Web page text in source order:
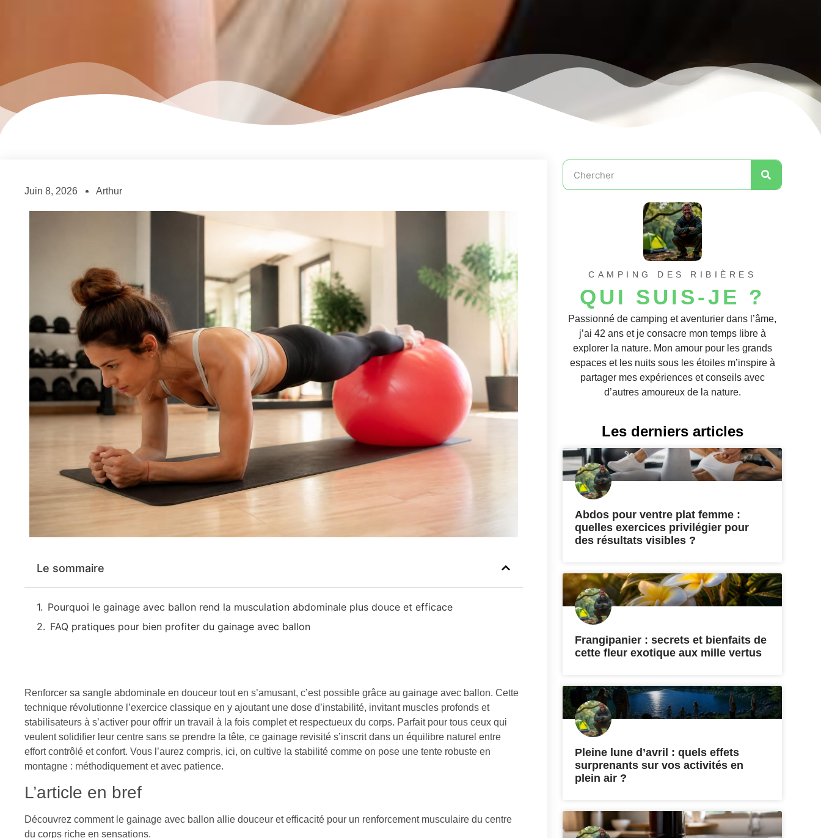
Juin 8, 2026 Arthur
Le sommaire
Pourquoi le gainage avec ballon rend la musculation abdominale plus douce et efficace
FAQ pratiques pour bien profiter du gainage avec ballon
Renforcer sa sangle abdominale en douceur tout en s’amusant, c’est possible grâce au gainage avec ballon. Cette
technique révolutionne l’exercice classique en y ajoutant une dose d’instabilité, invitant muscles profonds et
stabilisateurs à s’activer pour offrir un travail à la fois complet et respectueux du corps. Parfait pour tous ceux qui
veulent solidifier leur centre sans se prendre la tête, ce gainage revisité s’inscrit dans un équilibre naturel entre
effort contrôlé et confort. Vous l’aurez compris, ici, on cultive la stabilité comme on pose une tente robuste en
montagne : méthodiquement et avec patience.
L’article en bref
Découvrez comment le gainage avec ballon allie douceur et efficacité pour un renforcement musculaire du centre
du corps riche en sensations.
CAMPING DES RIBIÈRES
QUI SUIS-JE ?
Passionné de camping et aventurier dans l’âme,
j’ai 42 ans et je consacre mon temps libre à
explorer la nature. Mon amour pour les grands
espaces et les nuits sous les étoiles m’inspire à
partager mes expériences et conseils avec
d’autres amoureux de la nature.
Les derniers articles
Abdos pour ventre plat femme :
quelles exercices privilégier pour
des résultats visibles ?
Frangipanier : secrets et bienfaits de
cette fleur exotique aux mille vertus
Pleine lune d’avril : quels effets
surprenants sur vos activités en
plein air ?